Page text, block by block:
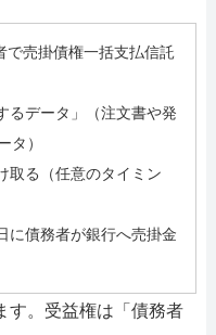
で売掛債権一括支払信託
るデータ」（注文書や発
タ）
取る（任意のタイミン
に債務者が銀行へ売掛金
す。受益権は「債務者